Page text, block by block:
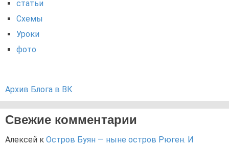
статьи
Схемы
Уроки
фото
Архив Блога в ВК
Свежие комментарии
Алексей к Остров Буян — ныне остров Рюген. И